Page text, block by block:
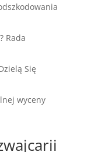
Rada
Się
wyceny